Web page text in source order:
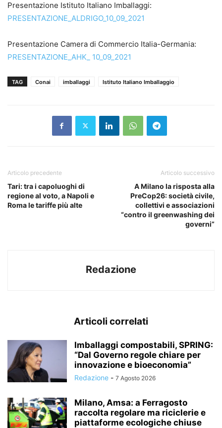
Presentazione Istituto Italiano Imballaggi:
PRESENTAZIONE_ALDRIGO_10_09_2021
Presentazione Camera di Commercio Italia-Germania:
PRESENTAZIONE_AHK_ 10_09_2021
TAG Conai imballaggi Istituto Italiano Imballaggio
Articolo precedente
Tari: tra i capoluoghi di
regione al voto, a Napoli e
Roma le tariffe più alte
Articolo successivo
A Milano la risposta alla
PreCop26: società civile,
collettivi e associazioni
“contro il greenwashing dei
governi”
Redazione
Articoli correlati
Imballaggi compostabili, SPRING:
“Dal Governo regole chiare per
innovazione e bioeconomia”
Redazione - 7 Agosto 2026
Milano, Amsa: a Ferragosto
raccolta regolare ma riciclerie e
piattaforme ecologiche chiuse